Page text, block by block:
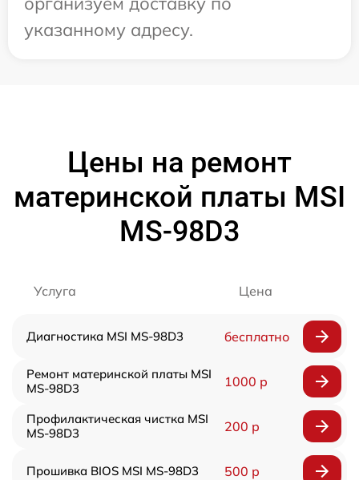
указанному адресу.
Цены на ремонт
материнской платы MSI
MS-98D3
Услуга Цена
Диагностика MSI MS-98D3 бесплатно
Ремонт материнской платы MSI
MS-98D3
1000 р
Профилактическая чистка MSI
MS-98D3
200 р
Прошивка BIOS MSI MS-98D3 500 р